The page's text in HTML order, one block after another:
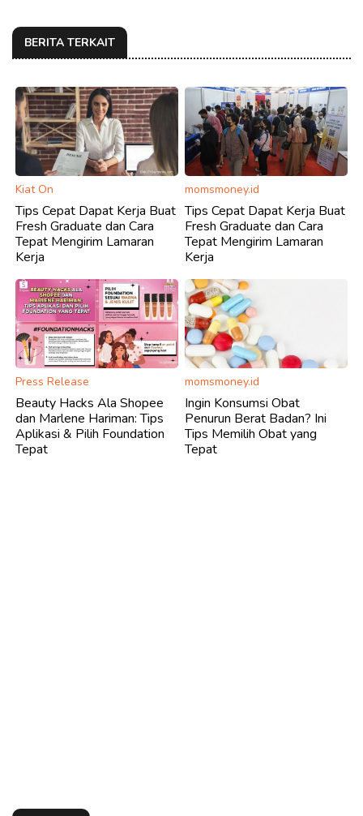
BERITA TERKAIT
Kiat On
Tips Cepat Dapat Kerja Buat
Fresh Graduate dan Cara
Tepat Mengirim Lamaran
Kerja
momsmoney.id
Tips Cepat Dapat Kerja Buat
Fresh Graduate dan Cara
Tepat Mengirim Lamaran
Kerja
Press Release
Beauty Hacks Ala Shopee
dan Marlene Hariman: Tips
Aplikasi & Pilih Foundation
Tepat
momsmoney.id
Ingin Konsumsi Obat
Penurun Berat Badan? Ini
Tips Memilih Obat yang
Tepat